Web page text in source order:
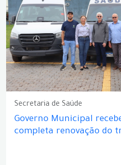
Secretaria de Saúde
Governo Municipal
completa renovação do